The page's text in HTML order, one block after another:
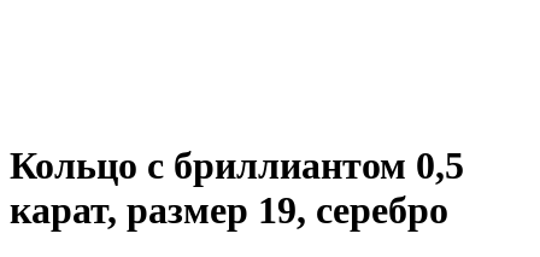
Кольцо с бриллиантом 0,5
карат, размер 19, серебро